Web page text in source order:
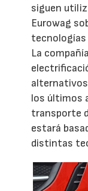
siguen
Eurowag
tecnologías
La
los últimos
transporte
estará
distintas